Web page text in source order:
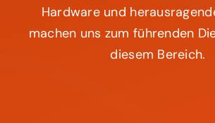
Hardware und
machen uns zum führenden
diesem Bereich.